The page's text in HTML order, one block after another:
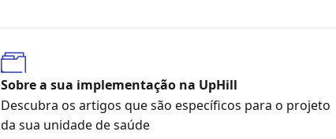
Sobre a sua implementação na UpHill
Descubra os artigos que são específicos para o projeto
da sua unidade de saúde